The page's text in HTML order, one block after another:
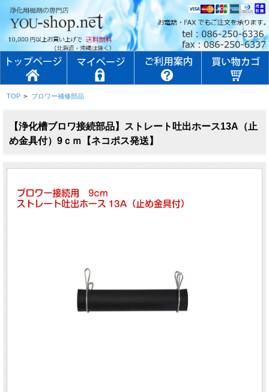
TOP > ブロワー補修部品
【浄化槽ブロワ接続部品】ストレート吐出ホース13A（止
め金具付）9ｃｍ【ネコポス発送】